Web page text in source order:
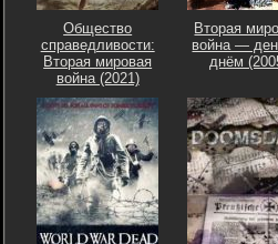
Общество
справедливости:
Вторая мировая
война (2021)
Вторая
война —
днём